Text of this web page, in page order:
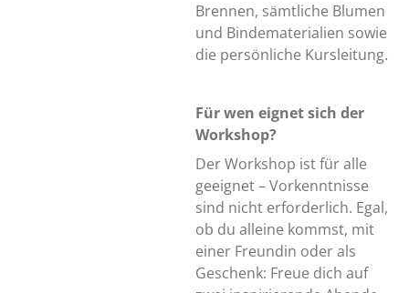
Brennen, sämtliche Blumen
und Bindematerialien sowie
die persönliche Kursleitung.
Für wen eignet sich der
Workshop?
Der Workshop ist für alle
geeignet – Vorkenntnisse
sind nicht erforderlich. Egal,
ob du alleine kommst, mit
einer Freundin oder als
Geschenk: Freue dich auf